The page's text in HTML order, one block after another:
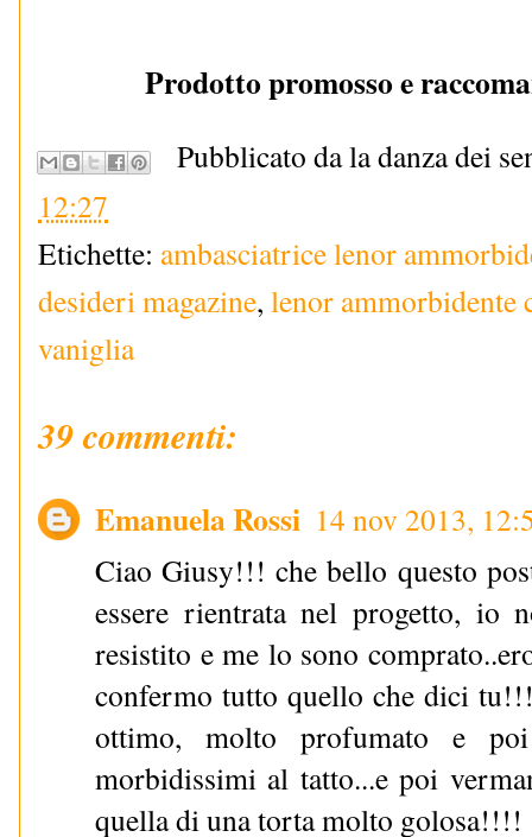
Prodotto promosso e
Pubblicato da la danza dei
12:27
Etichette: ambasciatrice lenor
desideri magazine, lenor ammorbidente
vaniglia
39 commenti:
Emanuela Rossi 14 nov 2013,
Ciao Giusy!!! che bello questo
essere rientrata nel progetto, io
resistito e me lo sono
confermo tutto quello che dici
ottimo, molto profumato e
morbidissimi al tatto...e poi
quella di una torta molto golosa!!!!